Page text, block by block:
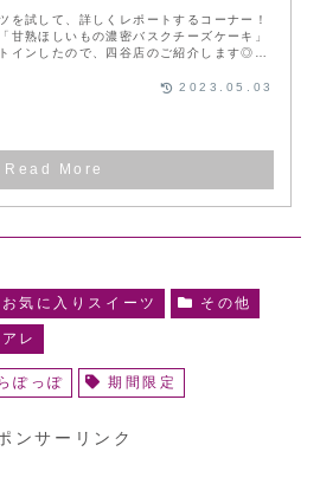
を試して、詳しくレポートするコーナー！
甘熟ほしいもの濃密バスクチーズケーキ」
インしたので、四谷店のご紹介します◎イ
2023.05.03
お気に入りスイーツ その他
レ
らぽっぽ 期間限定
ンサーリンク